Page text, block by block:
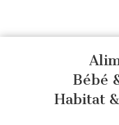
Bébé
Habitat